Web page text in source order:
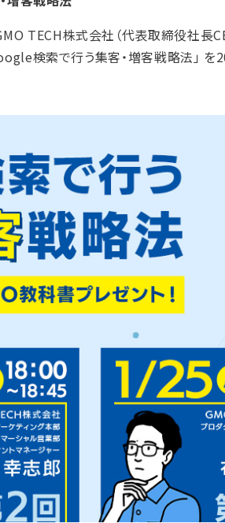
TECH株式会社（代表取締役社長
検索で行う集客・増客戦略法」